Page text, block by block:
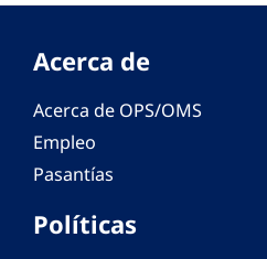
Acerca de
Acerca de OPS/OMS
Empleo
Pasantías
Políticas